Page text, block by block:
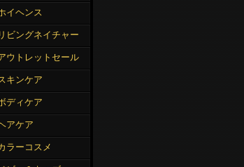
イヘンス
リビングネイチャー
ウトレットセール
キンケア
ディケア
アケア
ラーコスメ